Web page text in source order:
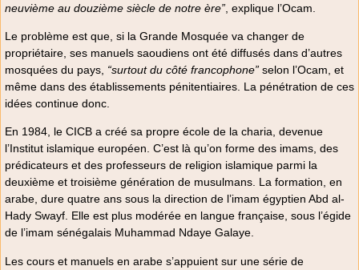
neuvième au douzième siècle de notre ère” , explique l’Ocam.
Le problème est que, si la Grande Mosquée va changer de
propriétaire, ses manuels saoudiens ont été diffusés dans d’autres
mosquées du pays, “surtout du côté francophone” selon l’Ocam, et
même dans des établissements pénitentiaires. La pénétration de ces
idées continue donc.
En 1984, le CICB a créé sa propre école de la charia, devenue
l’Institut islamique européen. C’est là qu’on forme des imams, des
prédicateurs et des professeurs de religion islamique parmi la
deuxième et troisième génération de musulmans. La formation, en
arabe, dure quatre ans sous la direction de l’imam égyptien Abd al-
Hady Swayf. Elle est plus modérée en langue française, sous l’égide
de l’imam sénégalais Muhammad Ndaye Galaye.
Les cours et manuels en arabe s’appuient sur une série de